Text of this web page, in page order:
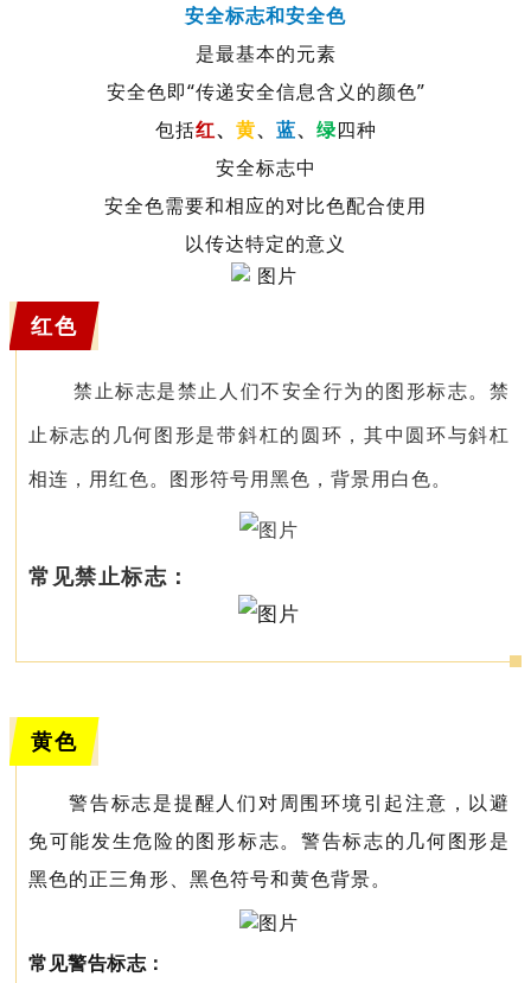
安全标志和安全色
是最基本的元素
安全色即“传递安全信息含义的颜色”
包括红、 黄、 蓝、 绿四种
安全标志中
安全色需要和相应的对比色配合使用
以传达特定的意义
红色
禁止标志是禁止人们不安全行为的图形标志。禁
止标志的几何图形是带斜杠的圆环，其中圆环与斜杠
相连，用红色。图形符号用黑色，背景用白色。
常见禁止标志：
黄色
警告标志是提醒人们对周围环境引起注意，以避
免可能发生危险的图形标志。警告标志的几何图形是
黑色的正三角形、黑色符号和黄色背景。
常见警告标志：